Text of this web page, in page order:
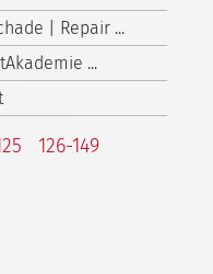
| Repair ...
...
126-149